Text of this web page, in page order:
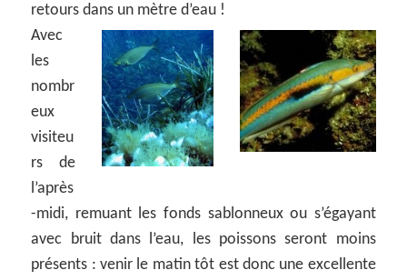
retours dans un mètre d’eau !
Avec
les
nombr
eux
visiteu
rs de
l’après
-midi, remuant les fonds sablonneux ou s’égayant
avec bruit dans l’eau, les poissons seront moins
présents : venir le matin tôt est donc une excellente